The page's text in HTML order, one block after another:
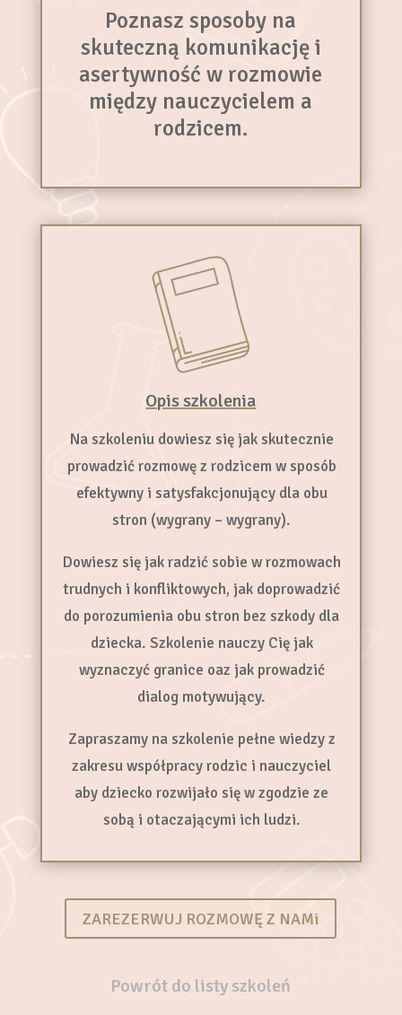
Poznasz sposoby na
skuteczną komunikację i
asertywność w rozmowie
między nauczycielem a
rodzicem.
Opis szkolenia
Na szkoleniu dowiesz się jak skutecznie
prowadzić rozmowę z rodzicem w sposób
efektywny i satysfakcjonujący dla obu
stron (wygrany – wygrany).
Dowiesz się jak radzić sobie w rozmowach
trudnych i konfliktowych, jak doprowadzić
do porozumienia obu stron bez szkody dla
dziecka. Szkolenie nauczy Cię jak
wyznaczyć granice oaz jak prowadzić
dialog motywujący.
Zapraszamy na szkolenie pełne wiedzy z
zakresu współpracy rodzic i nauczyciel
aby dziecko rozwijało się w zgodzie ze
sobą i otaczającymi ich ludzi.
ZAREZERWUJ ROZMOWĘ Z NAMi
Powrót do listy szkoleń